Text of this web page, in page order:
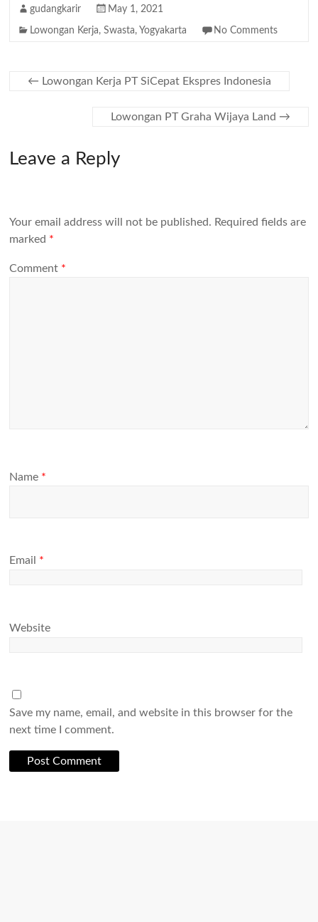
gudangkarir May 1, 2021
Lowongan Kerja,Swasta, Yogyakarta No Comments
← Lowongan Kerja PT SiCepat Ekspres Indonesia
Lowongan PT Graha Wijaya Land →
Leave a Reply
Your email address will not be published. Required fields are
marked *
Comment *
Name *
Email *
Website
Save my name, email, and website in this browser for the
next time I comment.